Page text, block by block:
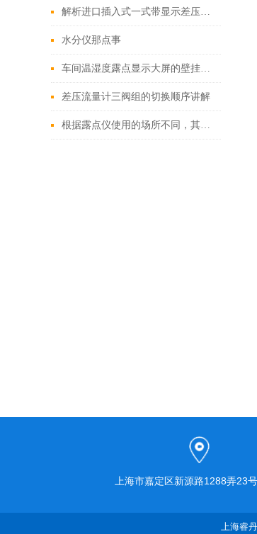
解析进口插入式一式带显示差压流量计的工作原理与特点
水分仪那点事
车间温湿度露点显示大屏的壁挂与吊装安装方式
差压流量计三阀组的切换顺序讲解
根据露点仪使用的场所不同，其选购的要点也不相同
上海市嘉定区新源路1288弄23
上海睿